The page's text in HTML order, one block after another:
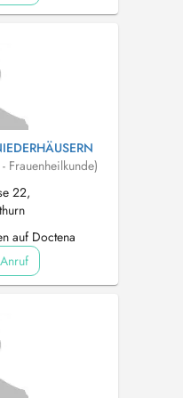
Frauenheilkunde)
22,
auf Doctena